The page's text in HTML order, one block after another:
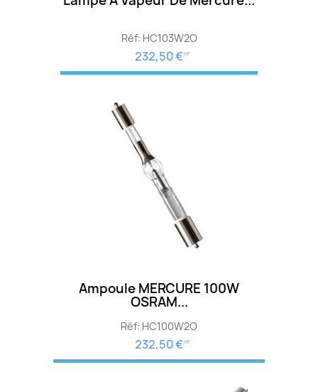
Réf: HC103W2O
232,50 € HT
Ampoule MERCURE 100W
OSRAM...
Réf: HC100W2O
232,50 € HT